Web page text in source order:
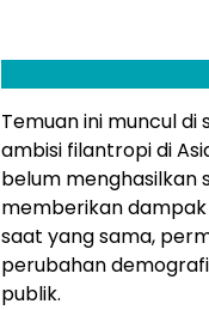
Temuan ini muncul
ambisi filantropi di
belum menghasilkan
memberikan
saat yang sama,
perubahan
publik.